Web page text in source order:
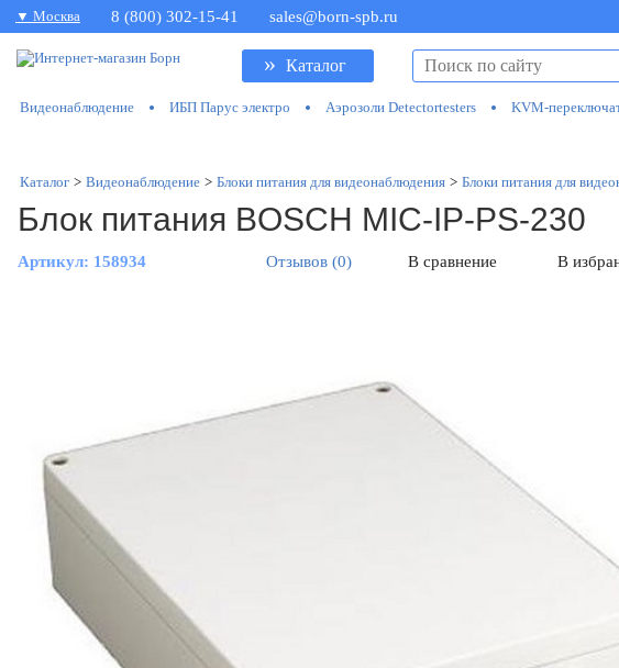
▼ Москва 8 (800) 302-15-41 sales@born-spb.ru
» Каталог
Видеонаблюдение ИБП Парус электро Аэрозоли Detectortesters KVM-
Каталог > Видеонаблюдение > Блоки питания для видеонаблюдения > Блоки питания для
Блок питания BOSCH MIC-IP-PS-230
Артикул: 158934 Отзывов (0) В сравнение В